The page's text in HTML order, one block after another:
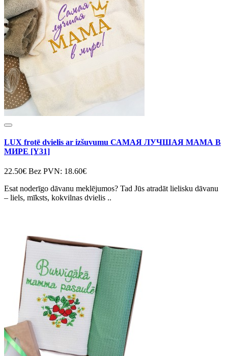
LUX frotē dvielis ar izšuvumu САМАЯ ЛУЧШАЯ МАМА В
МИРЕ [Y31]
22.50€ Bez PVN: 18.60€
Esat noderīgo dāvanu meklējumos? Tad Jūs atradāt lielisku dāvanu
– liels, mīksts, kokvilnas dvielis ..